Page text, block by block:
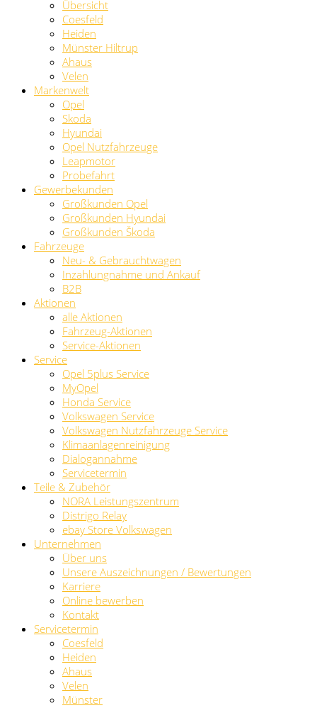
Übersicht
Coesfeld
Heiden
Münster Hiltrup
Ahaus
Velen
Markenwelt
Opel
Skoda
Hyundai
Opel Nutzfahrzeuge
Leapmotor
Probefahrt
Gewerbekunden
Großkunden Opel
Großkunden Hyundai
Großkunden Škoda
Fahrzeuge
Neu- & Gebrauchtwagen
Inzahlungnahme und Ankauf
B2B
Aktionen
alle Aktionen
Fahrzeug-Aktionen
Service-Aktionen
Service
Opel 5plus Service
MyOpel
Honda Service
Volkswagen Service
Volkswagen Nutzfahrzeuge Service
Klimaanlagenreinigung
Dialogannahme
Servicetermin
Teile & Zubehör
NORA Leistungszentrum
Distrigo Relay
ebay Store Volkswagen
Unternehmen
Über uns
Unsere Auszeichnungen / Bewertungen
Karriere
Online bewerben
Kontakt
Servicetermin
Coesfeld
Heiden
Ahaus
Velen
Münster